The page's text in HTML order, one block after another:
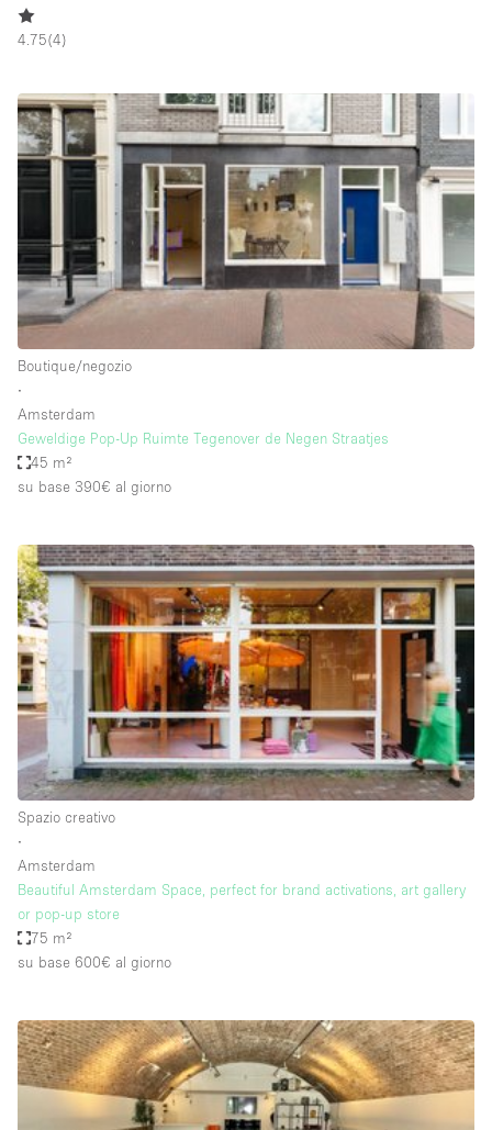
Spazio unico
Stand / Bancarella
Stand / Chiosco / Stand
Studio fotografico / riprese
Terrazzo
Uffici
Dotazioni dello spazio
Accesso per disabili
Ampia Porta d'Ingresso
Aria condizionata
Arredamento
Ascensore
Attaccapanni
Attrezzature da ufficio
Bagni
Bagno
Bar
Camere Multiple
Cucina
Elettricità
Esposizione di Automobili
4.75(4)
Boutique/negozio
∙
Amsterdam
Geweldige Pop-Up Ruimte Tegenover de Negen Straatjes
45 m²
su base 390€ al giorno
Spazio creativo
∙
Amsterdam
Beautiful Amsterdam Space, perfect for brand activations, art gallery
or pop-up store
75 m²
su base 600€ al giorno